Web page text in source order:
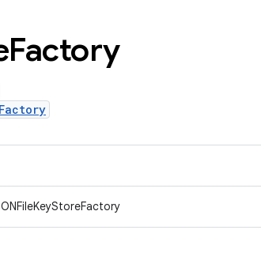
Factory